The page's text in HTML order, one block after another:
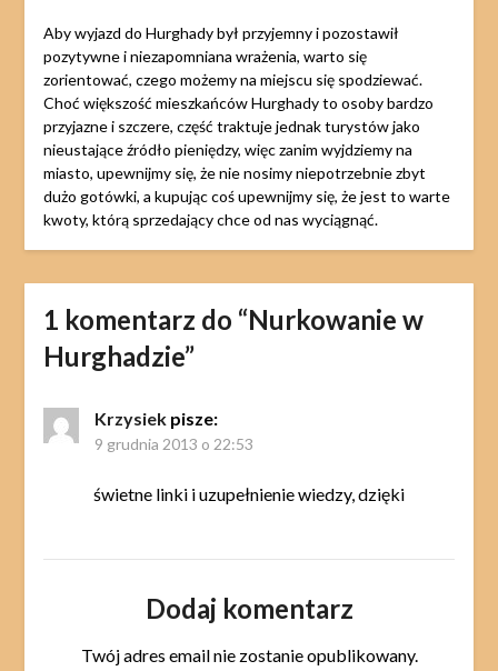
Aby wyjazd do Hurghady był przyjemny i pozostawił
pozytywne i niezapomniana wrażenia, warto się
zorientować, czego możemy na miejscu się spodziewać.
Choć większość mieszkańców Hurghady to osoby bardzo
przyjazne i szczere, część traktuje jednak turystów jako
nieustające źródło pieniędzy, więc zanim wyjdziemy na
miasto, upewnijmy się, że nie nosimy niepotrzebnie zbyt
dużo gotówki, a kupując coś upewnijmy się, że jest to warte
kwoty, którą sprzedający chce od nas wyciągnąć.
1 komentarz do “Nurkowanie w
Hurghadzie”
Krzysiek pisze:
9 grudnia 2013 o 22:53
świetne linki i uzupełnienie wiedzy, dzięki
Dodaj komentarz
Twój adres email nie zostanie opublikowany.